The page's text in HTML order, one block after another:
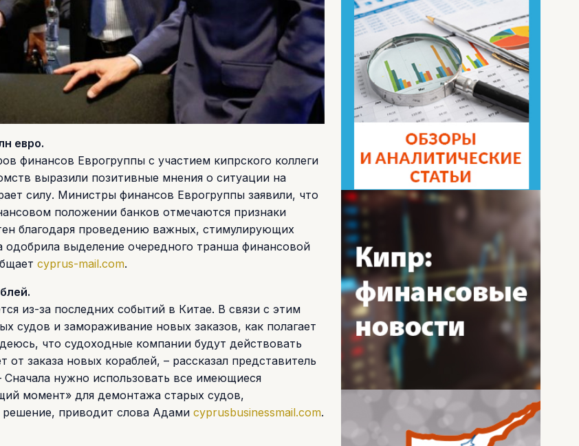
евро.
финансов Еврогруппы с участием кипрского коллеги
выразили позитивные мнения о ситуации на
силу. Министры финансов Еврогруппы заявили, что
положении банков отмечаются признаки
благодаря проведению важных, стимулирующих
одобрила выделение очередного транша финансовой
cyprus-mail.com.
из-за последних событий в Китае. В связи с этим
судов и замораживание новых заказов, как полагает
что судоходные компании будут действовать
заказа новых кораблей, – рассказал представитель
нужно использовать все имеющиеся
момент» для демонтажа старых судов,
приводит слова Адами cyprusbusinessmail.com.